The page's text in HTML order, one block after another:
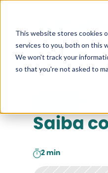
This website stores cookies
services to you, both on this
We won't track your
so that you're not asked to
Saiba
2 min